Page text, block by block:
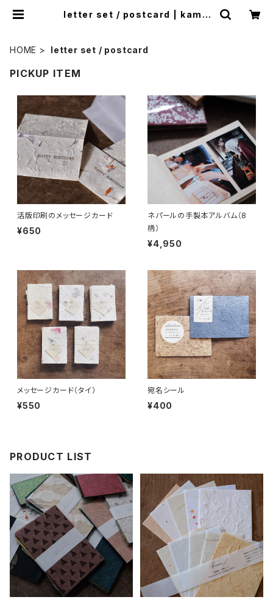
letter set / postcard | kami/
HOME letter set / postcard
PICKUP ITEM
活版印刷のメッセージカード
¥650
ネパールの手製本アルバム（8
柄）
¥4,950
メッセージカード（タイ）
¥550
宛名シール
¥400
PRODUCT LIST